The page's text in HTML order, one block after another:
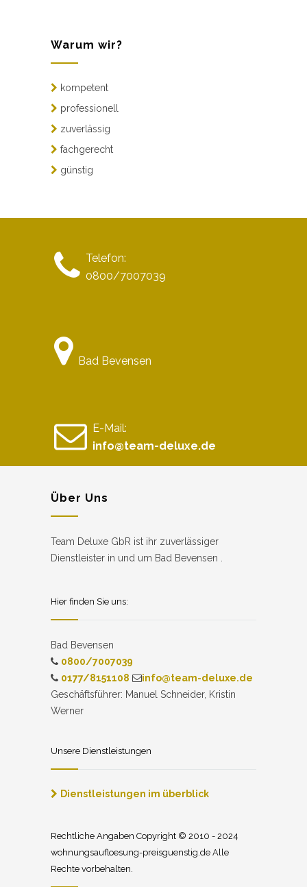
Warum wir?
kompetent
professionell
zuverlässig
fachgerecht
günstig
Telefon:
0800/7007039
Bad Bevensen
E-Mail:
info@team-deluxe.de
Über Uns
Team Deluxe GbR ist ihr zuverlässiger
Dienstleister in und um Bad Bevensen .
Hier finden Sie uns:
Bad Bevensen
0800/7007039
0177/8151108
info@team-deluxe.de
Geschäftsführer: Manuel Schneider, Kristin
Werner
Unsere Dienstleistungen
Dienstleistungen im überblick
Rechtliche Angaben Copyright © 2010 - 2024
wohnungsaufloesung-preisguenstig.de Alle
Rechte vorbehalten.